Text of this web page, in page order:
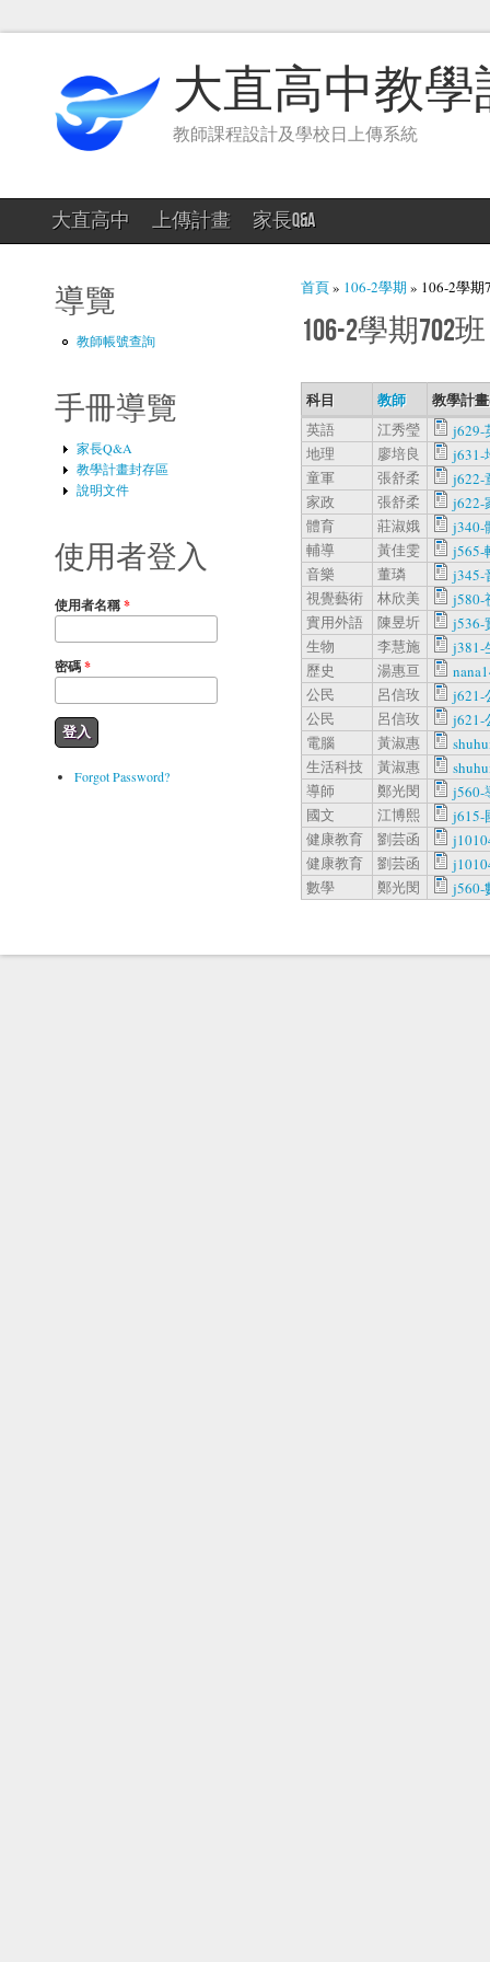
大直高中教
教師課程設計及學校日上傳系統
大直高中 上傳計畫 家長Q&A
導覽
教師帳號查詢
手冊導覽
家長Q&A
教學計畫封存區
說明文件
使用者登入
使用者名稱*
密碼*
Forgot Password?
您在這裡
首頁» 106-2學期 » 106-2學期
106-2學期702班
科目 教師 教學計
英語 江秀瑩
j629-
地理
廖培良
j631-
童軍
張舒柔
j622-
家政
張舒柔
j622-
體育
莊淑娥
j340-
輔導
黃佳雯
j565-
音樂
董璘
j345-
視覺藝術
林欣美
j580-
實用外語
陳昱圻
j536-
生物
李慧施
j381-
歷史
湯惠亘
公民
呂信玫
j621-
公民
呂信玫
j621-
電腦
黃淑惠
生活科技
黃淑惠
導師
鄭光閔
j560-
國文
江博熙
j615-
健康教育
劉芸函
健康教育
劉芸函
數學
鄭光閔 j560-